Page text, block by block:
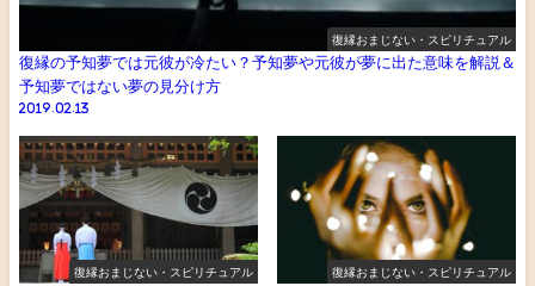
復縁おまじない・スピリチュアル
復縁の予知夢では元彼が冷たい？予知夢や元彼が夢に出た意味を解説＆
予知夢ではない夢の見分け方
2019.02.13
復縁おまじない・スピリチュアル 復縁おまじない・スピリチュアル